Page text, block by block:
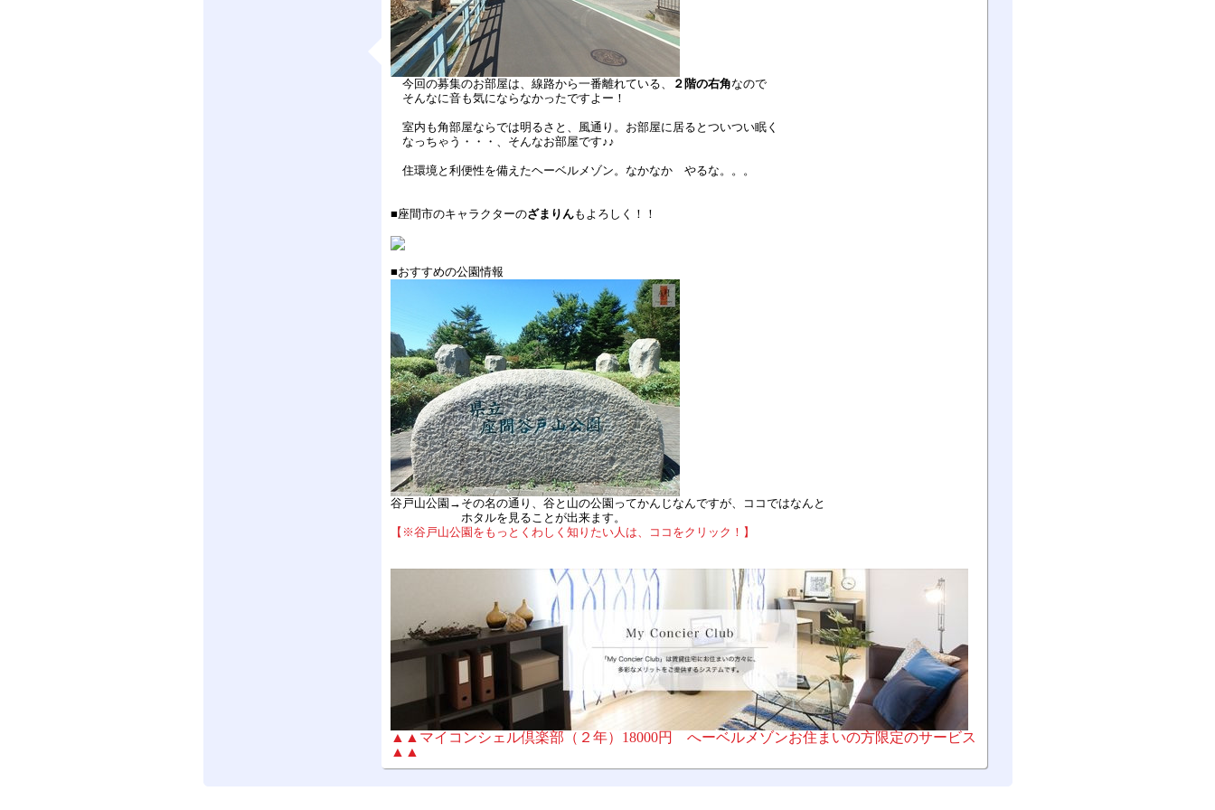
今回の募集のお部屋は、線路から一番離れている、 ２階の右角なので
そんなに音も気にならなかったですよー！
室内も角部屋ならでは明るさと、風通り。お部屋に居るとついつい眠く
なっちゃう・・・、そんなお部屋です♪♪
住環境と利便性を備えたヘーベルメゾン。なかなか やるな。。。
■座間市のキャラクターのざまりんもよろしく！！
■おすすめの公園情報
谷戸山公園→その名の通り、谷と山の公園ってかんじなんですが、ココではなんと
ホタルを見ることが出来ます。
【※谷戸山公園をもっとくわしく知りたい人は、ココをクリック！】
▲▲マイコンシェル倶楽部（２年）18000円 へーベルメゾンお住まいの方限定のサービス
▲▲